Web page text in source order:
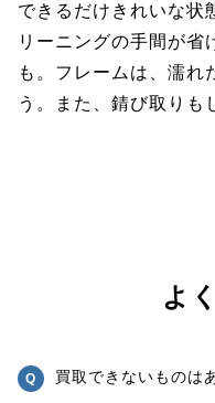
できるだけきれいな状
リーニングの手間が省
も。フレームは、濡れ
う。また、錆び取りも
よ
買取できないものは